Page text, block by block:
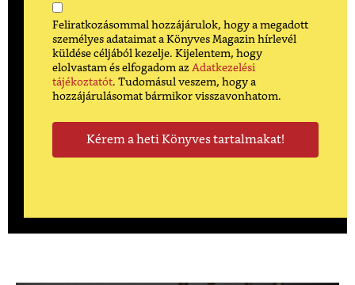
Feliratkozásommal hozzájárulok, hogy a megadott
személyes adataimat a Könyves Magazin hírlevél
küldése céljából kezelje. Kijelentem, hogy
elolvastam és elfogadom az Adatkezelési
tájékoztatót. Tudomásul veszem, hogy a
hozzájárulásomat bármikor visszavonhatom.